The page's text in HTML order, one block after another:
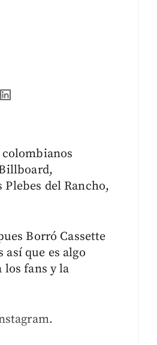
del Rancho,
Borró Cassette
que es algo
fans y la